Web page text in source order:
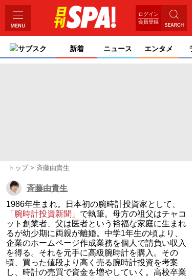
ログイン
会員登録
サブスク 新着 ニュース エンタメ
トップ 斉藤由貴生
斉藤由貴生
1986年生まれ。日本初の腕時計投資家として、
「腕時計投資新聞」 で執筆。母方の祖父はチャコ
ット創業者、父は医者という裕福な家庭に生まれ
るが幼少期に両親が離婚。中学1年生の頃より、
企業のホームページ作成業務を個人で請負い収入
を得る。それを元手に高級腕時計を購入。その
頃、買った値段より高く売る腕時計投資を考案
し、時計の売買で資金を増やしていく。高校卒業